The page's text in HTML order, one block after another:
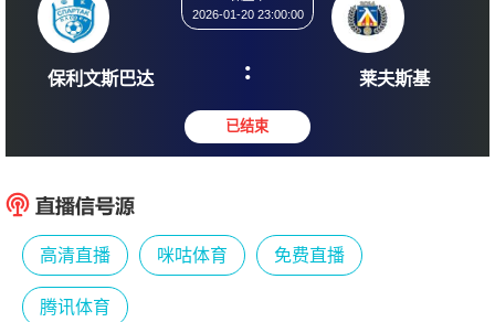
保利文斯巴达
2026-01-20 23:00:00
: 莱夫
高清直播 咪咕体育 免费直播
腾讯体育